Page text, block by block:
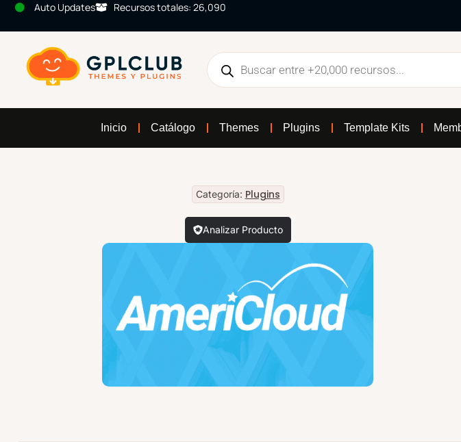
Auto Updates Recursos totales: 26,090
Inicio Catálogo Themes Plugins Template Kits
Categoría: Plugins
Analizar Producto